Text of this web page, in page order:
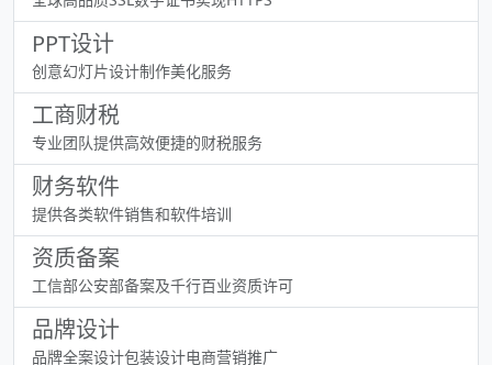
PPT设计
创意幻灯片设计制作美化服务
工商财税
专业团队提供高效便捷的财税服务
财务软件
提供各类软件销售和软件培训
资质备案
工信部公安部备案及千行百业资质许可
品牌设计
品牌全案设计包装设计电商营销推广